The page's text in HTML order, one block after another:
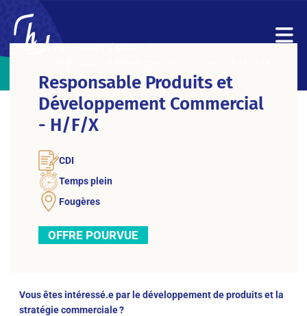
Responsable Produits et
Développement Commercial
- H/F/X
CDI
Temps plein
Fougères
OFFRE POURVUE
Vous êtes intéressé.e par le développement de produits et la
stratégie commerciale ?